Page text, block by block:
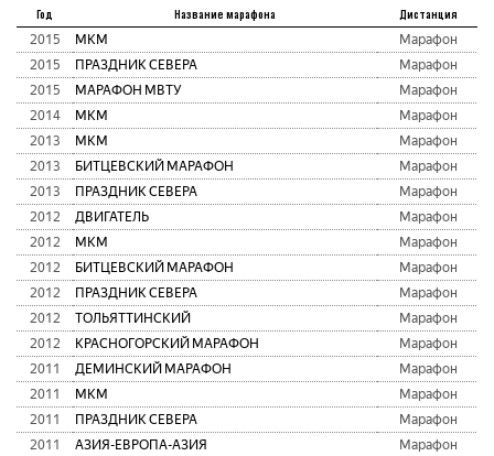
Год Название марафона Дистанция
2015 МКМ
Марафон
2015
ПРАЗДНИК СЕВЕРА
Марафон
2015
МАРАФОН МВТУ
Марафон
2014
МКМ
Марафон
2013
МКМ
Марафон
2013
БИТЦЕВСКИЙ МАРАФОН
Марафон
2013
ПРАЗДНИК СЕВЕРА
Марафон
2012
ДВИГАТЕЛЬ
Марафон
2012
МКМ
Марафон
2012
БИТЦЕВСКИЙ МАРАФОН
Марафон
2012
ПРАЗДНИК СЕВЕРА
Марафон
2012
ТОЛЬЯТТИНСКИЙ
Марафон
2012
КРАСНОГОРСКИЙ МАРАФОН
Марафон
2011
ДЕМИНСКИЙ МАРАФОН
Марафон
2011
МКМ
Марафон
2011
ПРАЗДНИК СЕВЕРА
Марафон
2011
АЗИЯ-ЕВРОПА-АЗИЯ
Марафон